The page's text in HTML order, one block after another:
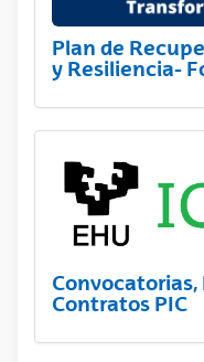
Plan de
y Resiliencia-
Convocatorias,
Contratos PIC